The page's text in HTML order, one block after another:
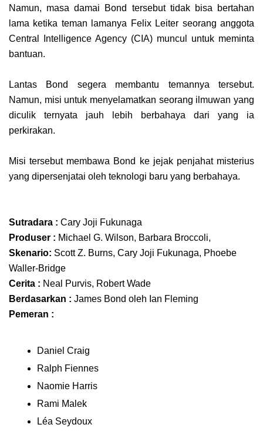
Namun, masa damai Bond tersebut tidak bisa bertahan
lama ketika teman lamanya Felix Leiter seorang anggota
Central Intelligence Agency (CIA) muncul untuk meminta
bantuan.
Lantas Bond segera membantu temannya tersebut.
Namun, misi untuk menyelamatkan seorang ilmuwan yang
diculik ternyata jauh lebih berbahaya dari yang ia
perkirakan.
Misi tersebut membawa Bond ke jejak penjahat misterius
yang dipersenjatai oleh teknologi baru yang berbahaya.
Sutradara : Cary Joji Fukunaga
Produser : Michael G. Wilson, Barbara Broccoli,
Skenario: Scott Z. Burns, Cary Joji Fukunaga, Phoebe
Waller-Bridge
Cerita : Neal Purvis, Robert Wade
Berdasarkan : James Bond oleh Ian Fleming
Pemeran :
Daniel Craig
Ralph Fiennes
Naomie Harris
Rami Malek
Léa Seydoux